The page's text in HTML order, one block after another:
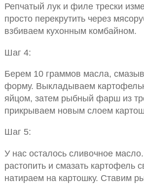
Репчатый лук и филе трески
просто перекрутить через
взбиваем кухонным комбайном.
Шаг 4:
Берем 10 граммов масла,
форму. Выкладываем
яйцом, затем рыбный фарш из
прикрываем новым слоем
Шаг 5:
У нас осталось сливочное
растопить и смазать картофель
натираем на картошку. Ставим